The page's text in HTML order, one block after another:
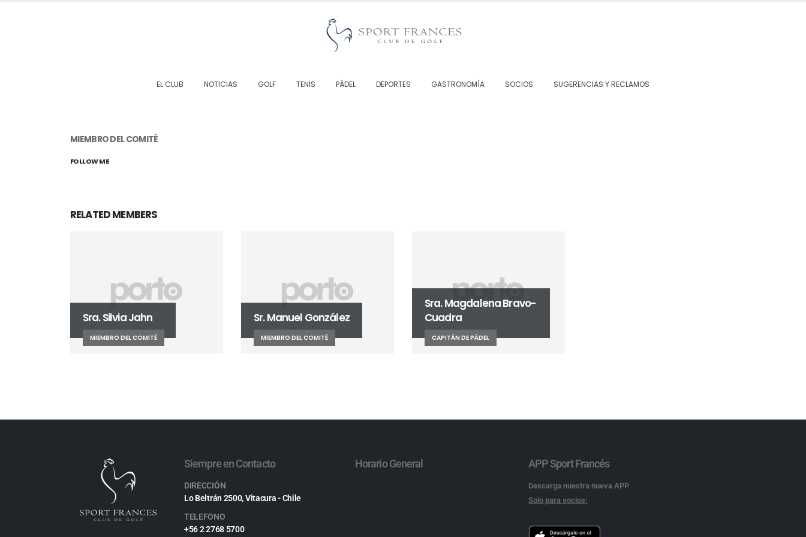
EL CLUB NOTICIAS GOLF TENIS PÁDEL DEPORTES GASTRONOMÍA SOCIOS SUGERENCIAS Y RECLAMOS
MIEMBRO DEL COMITÉ
FOLLOW ME
RELATEDMEMBERS
Sra. Silvia Jahn
MIEMBRO DEL COMITÉ
Sr. Manuel González
MIEMBRO DEL COMITÉ
Sra. Magdalena Bravo-
Cuadra
CAPITÁN DE PÁDEL
Siempre en Contacto
DIRECCIÓN
Lo Beltrán 2500, Vitacura - Chile
TELEFONO
+56 2 2768 5700
Horario General APP Sport Francés
Descarga nuestra nueva APP
Solo para socios: